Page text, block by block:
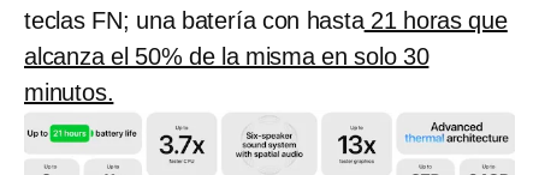
teclas FN; una batería con hasta21 horas que
alcanza el 50% de la misma en solo 30
minutos.